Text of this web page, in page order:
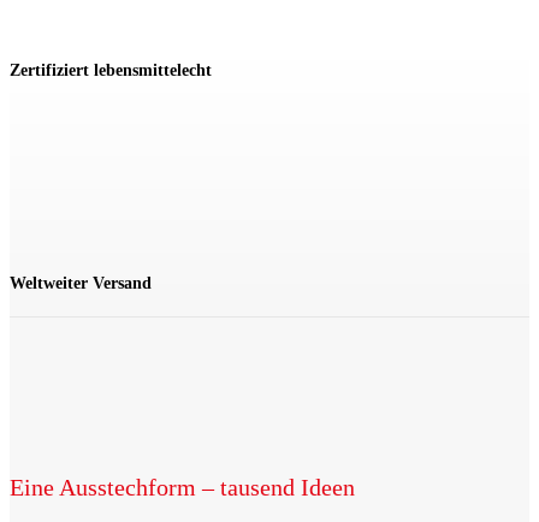
Zertifiziert lebensmittelecht
Weltweiter Versand
Eine Ausstechform – tausend Ideen